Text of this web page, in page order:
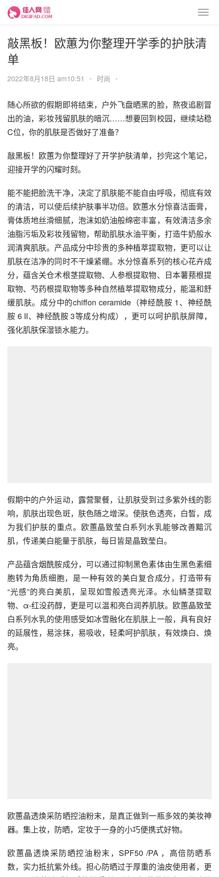
敲黑板！欧蕙为你整理开学季的护肤清
单
2022年8月18日 am10:51 • 时尚 •
随心所欲的假期即将结束，户外飞盘晒黑的脸，熬夜追剧冒
出的油，彩妆残留肌肤的暗沉……想要回到校园，继续站稳
C位，你的肌肤是否做好了准备？
敲黑板！欧蕙为你整理好了开学护肤清单，抄完这个笔记，
迎接开学的闪耀时刻。
能不能把脸洗干净，决定了肌肤能不能自由呼吸，彻底有效
的清洁，可以使后续护肤事半功倍。欧蕙水分惊喜洁面膏，
膏体质地丝滑细腻，泡沫如奶油般绵密丰富，有效清洁多余
油脂污垢及彩妆残留物，帮助肌肤水油平衡，打造牛奶般水
润清爽肌肤。产品成分中珍贵的多种植萃提取物，更可以让
肌肤在洁净的同时不干燥紧绷。水分惊喜系列的核心花卉成
分，蕴含关仓术根茎提取物、人参根提取物、日本薯蓣根提
取物、芍药根提取物等多种自然植萃提取物成分，能温和舒
缓肌肤。成分中的chiffon ceramide（神经酰胺 1、神经酰
胺 6 II、神经酰胺 3等成分构成），更可以呵护肌肤屏障，
强化肌肤保湿锁水能力。
假期中的户外运动，露营聚餐，让肌肤受到过多紫外线的影
响，肌肤出现色斑，肤色随之增深。使肤色透亮，白皙，成
为我们护肤的重点。欧蕙晶致莹白系列水乳能够改善黯沉
肌，传递美白能量于肌肤，每日皆是晶致莹白。
产品蕴含烟酰胺成分，可以通过抑制黑色素体由生黑色素细
胞转为角质细胞，是一种有效的美白复合成分，打造带有
“光感”的亮白美肌，呈现如雪般透亮光泽。水仙鳞茎提取
物、α-红没药醇，更是可以温和亮白润养肌肤。欧蕙晶致莹
白系列水乳的使用感受如冰雪融化在肌肤上一般，具有良好
的延展性，易涂抹，易吸收，轻柔呵护肌肤，有效焕白、焕
亮。
欧蕙晶透焕采防晒控油粉末，是真正做到一瓶多效的美妆神
器。集上妆，防晒，定妆于一身的小巧便携式好物。
欧蕙晶透焕采防晒控油粉末，SPF50 /PA ，高倍防晒系
数，实力抵抗紫外线。担心防晒过于厚重的油皮使用者，更